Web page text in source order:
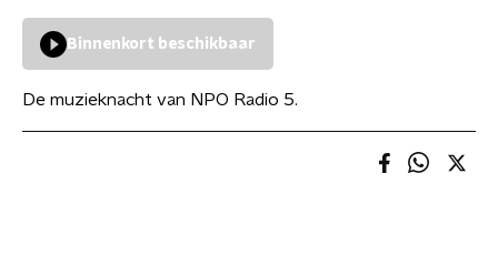
Binnenkort beschikbaar
De muzieknacht van NPO Radio 5.